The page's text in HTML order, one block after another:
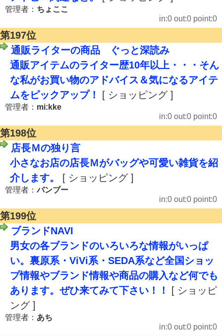
管理者： ちょここ
in:0 out:0 point:0
第197位
通販ライターの商品 ぐっと深読み
通販アイテムのライター歴10年以上・・・そん
な私がお買い物のアドバイス＆気になるアイテ
ムをピックアップ！
[ ショッピング ]
管理者： mi:kke
in:0 out:0 point:0
第198位
店長Ｍの独り言
小さなお店の店長Ｍがバッグや可愛い雑貨を紹
介します。
[ ショッピング ]
管理者：バンブー
in:0 out:0 point:0
第199位
ブランドNAVI
男女の各ブランドのいろいろな情報がいっぱ
い。裏原系・ViVi系・SEDA系など全国ショッ
プ情報やブランド情報や商品の購入など何でも
あります。ぜひ来てみて下さい！！
[ ショッピ
ング ]
管理者： あち
in:0 out:0 point:0